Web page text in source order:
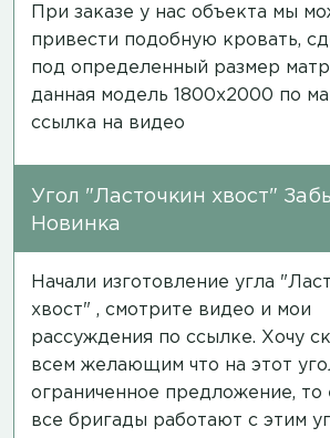
При заказе у нас объекта мы
привести подобную кровать,
под определенный размер
данная модель 1800х2000 по
ссылка на видео
Угол "Ласточкин хвост"
Новинка
Начали изготовление угла
хвост" , смотрите видео и мои
рассуждения по ссылке. Хочу
всем желающим что на этот
ограниченное предложение, то
все бригады работают с этим